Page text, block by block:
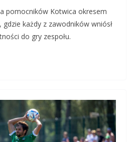
pomocników Kotwica okresem
każdy z zawodników wniósł
do gry zespołu.